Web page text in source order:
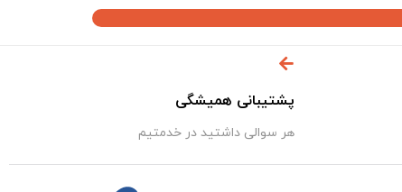
پشتیبانی همیشگی
هر سوالی داشتید در خدمتیم